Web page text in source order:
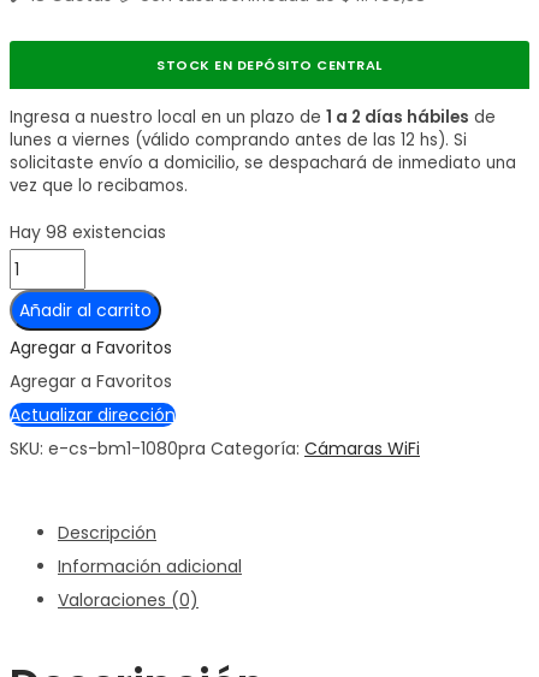
STOCK EN DEPÓSITO CENTRAL
Ingresa a nuestro local en un plazo de 1 a 2 días hábiles de
lunes a viernes (válido comprando antes de las 12 hs). Si
solicitaste envío a domicilio, se despachará de inmediato una
vez que lo recibamos.
Hay 98 existencias
Camara
BM1
Ezviz
2MP
Interior
Otro
Añadir al carrito
Agregar a Favoritos
Agregar a Favoritos
Actualizar dirección
SKU: e-cs-bm1-1080pra Categoría: Cámaras WiFi
Descripción
Información adicional
Valoraciones (0)